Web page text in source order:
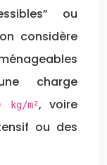
ou
considère
charge
kg/m², voire
ou des